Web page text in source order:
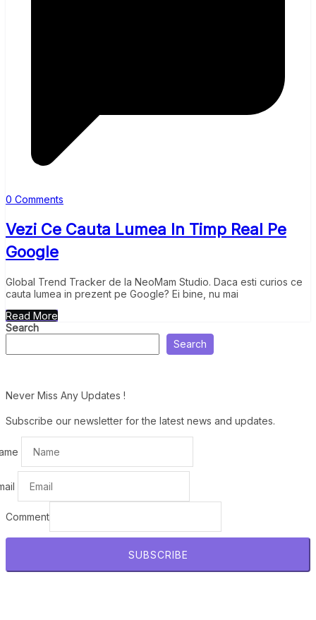
0 Comments
Vezi Ce Cauta Lumea In Timp Real Pe
Google
Global Trend Tracker de la NeoMam Studio. Daca esti curios ce
cauta lumea in prezent pe Google? Ei bine, nu mai
Read More
Search
Search
Never Miss Any Updates !
Subscribe our newsletter for the latest news and updates.
Comment
SUBSCRIBE